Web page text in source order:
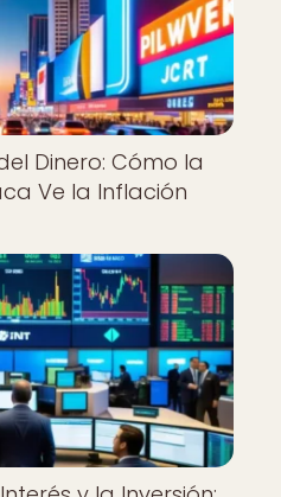
Dinero: Cómo la
Ve la Inflación